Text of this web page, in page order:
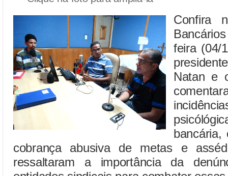
Confira
feira (04/
Natan e
bancária,
cobrança abusiva de metas e
ressaltaram a importância da